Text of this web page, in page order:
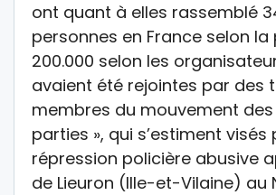
ont quant à elles rassemblé
personnes en France selon la
200.000 selon les
avaient été rejointes par des
membres du mouvement des
parties », qui s’estiment visés
répression policière abusive
de Lieuron (Ille-et-Vilaine) au